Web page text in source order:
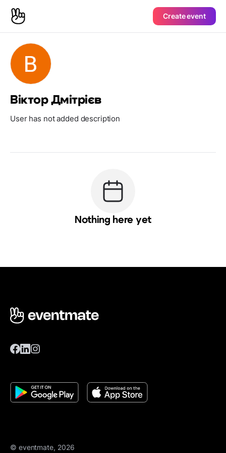
Create event
Віктор Дмітрієв
User has not added description
Nothing here yet
© eventmate, 2026